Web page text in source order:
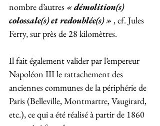
nombre d’autres « démolition(s)
colossale(s) et redoublée(s) » , cf. Jules
Ferry, sur près de 28 kilomètres.
Il fait également valider par l’empereur
Napoléon III le rattachement des
anciennes communes de la périphérie de
Paris (Belleville, Montmartre, Vaugirard,
etc.), ce qui a été réalisé à partir de 1860